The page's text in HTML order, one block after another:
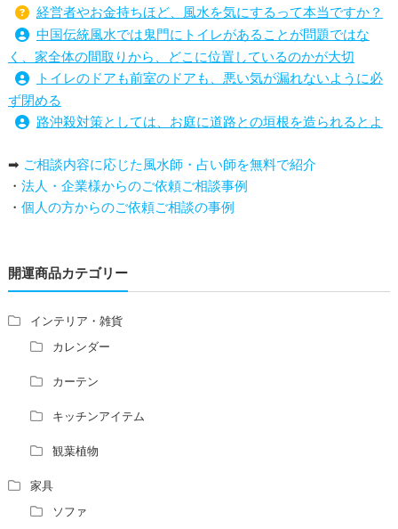
経営者やお金持ちほど、風水を気にするって本当ですか？
中国伝統風水では鬼門にトイレがあることが問題ではな
く、家全体の間取りから、どこに位置しているのかが大切
トイレのドアも前室のドアも、悪い気が漏れないように必
ず閉める
路沖殺対策としては、お庭に道路との垣根を造られるとよ
庭を広げると路沖殺（ろちゅうさつ）は防げますか？
トイレ前室のドアの開け閉めについて
増築して家相の中心軸が変わると、鬼門の方角にあるトイ
占い師さんは、幽霊を見たことがありますか？
家相風水の診断・鑑定料金や相場について
家相・風水の鑑定料金の相場が知りたい。
風水の流派について教えてください。
風水師になるには、どんな勉強をすればいいですか？
➡ ご相談内容に応じた風水師・占い師を無料で紹介
・ 法人・企業様からのご依頼ご相談事例
・ 個人の方からのご依頼ご相談の事例
開運商品カテゴリー
インテリア・雑貨
カレンダー
カーテン
キッチンアイテム
観葉植物
家具
ソファ